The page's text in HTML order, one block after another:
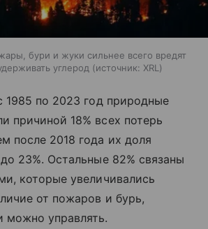
бури и жуки сильнее всего вредят
углерод
источник: XRL
1985 по 2023 год природные
причиной 18% всех потерь
после 2018 года их доля
23%. Остальные 82% связаны
которые увеличивались
от пожаров и бурь,
можно управлять.